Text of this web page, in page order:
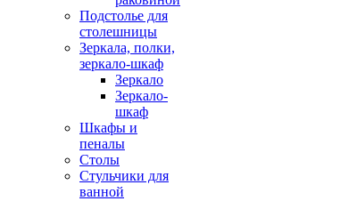
Подстолье для
столешницы
Зеркала, полки,
зеркало-шкаф
Зеркало
Зеркало-
шкаф
Шкафы и
пеналы
Столы
Стульчики для
ванной